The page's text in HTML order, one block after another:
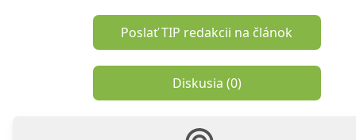
Poslať TIP redakcii na článok
Diskusia (0)